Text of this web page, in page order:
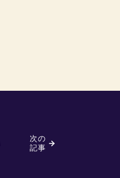
次の
記事